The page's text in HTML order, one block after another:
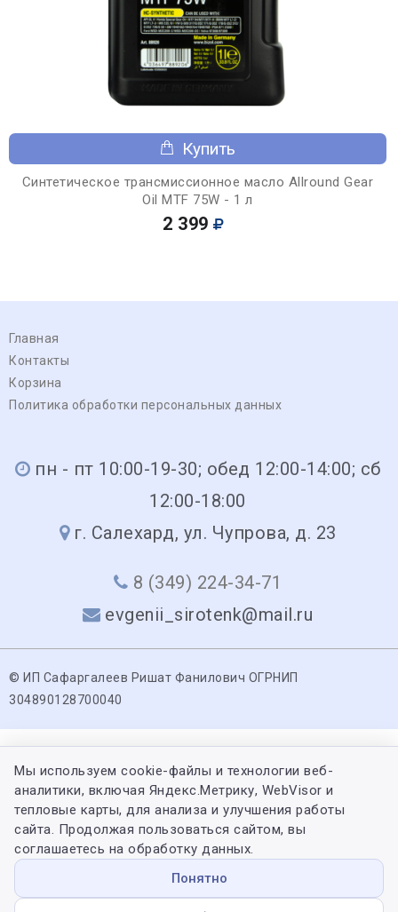
Купить
Синтетическое трансмиссионное масло Allround Gear
Oil MTF 75W - 1 л
2 399
Главная
Контакты
Корзина
Политика обработки персональных данных
пн - пт 10:00-19-30; обед 12:00-14:00; сб
12:00-18:00
г. Салехард, ул. Чупрова, д. 23
8 (349) 224-34-71
evgenii_sirotenk@mail.ru
© ИП Сафаргалеев Ришат Фанилович ОГРНИП
304890128700040
Мы используем cookie-файлы и технологии веб-
аналитики, включая Яндекс.Метрику, WebVisor и
тепловые карты, для анализа и улучшения работы
сайта. Продолжая пользоваться сайтом, вы
соглашаетесь на обработку данных.
Понятно